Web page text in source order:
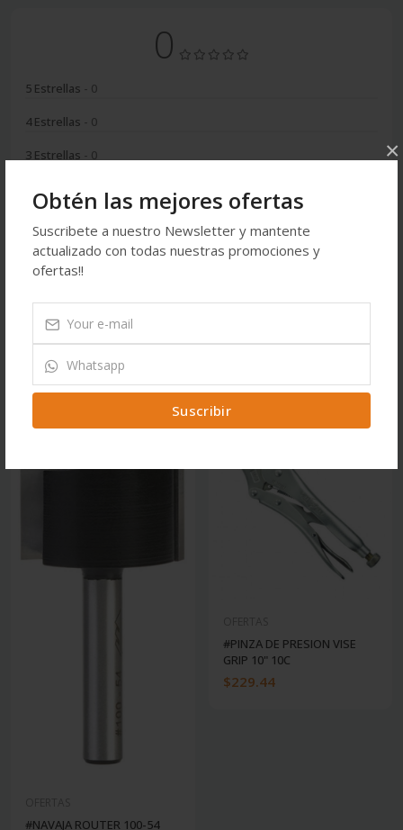
Obtén las mejores ofertas
Suscribete a nuestro Newsletter y mantente
actualizado con todas nuestras promociones y
ofertas!!
Suscribir
×
0
5 Estrellas - 0
4 Estrellas - 0
3 Estrellas - 0
Iniciar sesión
También te puede interesar
#NAVAJA ROUTER 100-54
#PINZA DE PRESION VISE
GRIP 10" 10C
$229.44